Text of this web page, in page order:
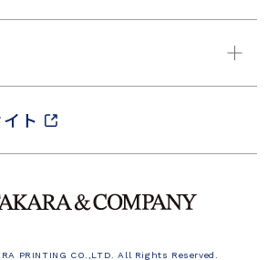
ト
PRINTING CO.,LTD. All Rights Reserved.